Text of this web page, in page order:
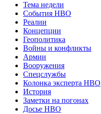
Тема недели
События НВО
Реалии
Концепции
Геополитика
Войны и конфликты
Армии
Вооружения
Спецслужбы
Колонка эксперта НВО
История
Заметки на погонах
Досье НВО